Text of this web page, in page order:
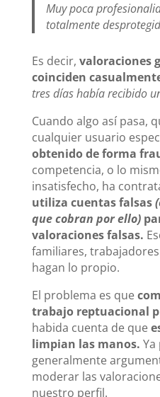
Muy poca
totalmente
Es decir, valoraciones
coinciden
tres días había recibido
Cuando algo así pasa,
cualquier usuario
obtenido de forma
competencia, o lo
insatisfecho, ha
utiliza cuentas falsas
que cobran por ello)
valoraciones falsas.
familiares,
hagan lo propio.
El problema es que
trabajo reptuacional
habida cuenta de que
limpian las manos.
generalmente
moderar las
nuestro perfil.